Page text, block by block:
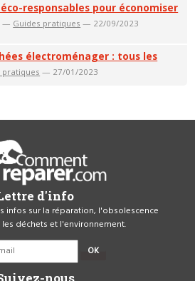
éco-responsables pour économiser
— Guides pratiques — 22/09/2023
électroménager : tous les
pratiques — 27/01/2023
d'info
infos sur la réparation, l'obsolescence
déchets et l'environnement.
OK